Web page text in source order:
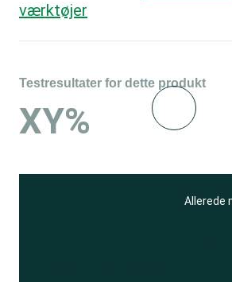
værktøjer
Testresultater for dette produkt
XY%
Allerede